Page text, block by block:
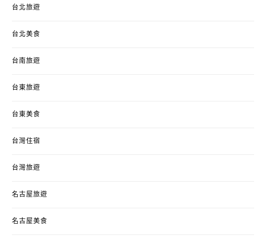
台北旅遊
台北美食
台南旅遊
台東旅遊
台東美食
台灣住宿
台灣旅遊
名古屋旅遊
名古屋美食